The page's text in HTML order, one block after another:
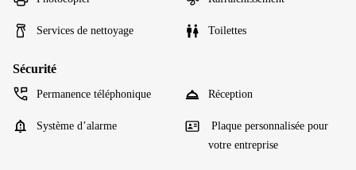
Services de nettoyage Toilettes
Sécurité
Permanence téléphonique Réception
Système d’alarme
Plaque personnalisée pour
votre entreprise